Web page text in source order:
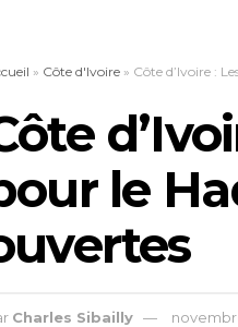
» Côte d'Ivoire » Côte d’Ivoire :
le
Charles Sibailly